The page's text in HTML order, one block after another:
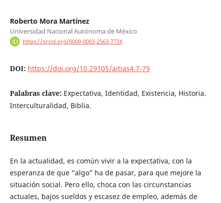
Roberto Mora Martínez
Universidad Nacional Autónoma de México
https://orcid.org/0000-0003-2563-773X
DOI: https://doi.org/10.29105/aitias4.7-79
Palabras clave: Expectativa, Identidad, Existencia, Historia.
Interculturalidad, Biblia.
Resumen
En la actualidad, es común vivir a la expectativa, con la
esperanza de que “algo” ha de pasar, para que mejore la
situación social. Pero ello, choca con las circunstancias
actuales, bajos sueldos y escasez de empleo, además de